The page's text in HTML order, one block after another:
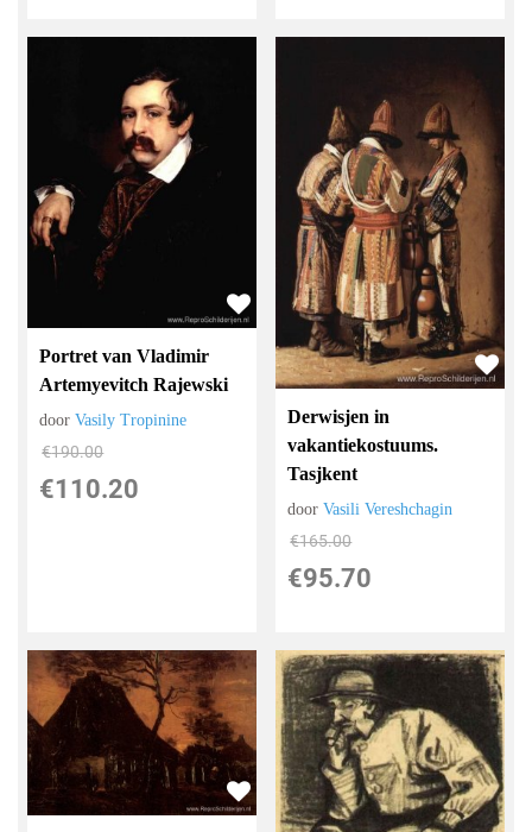
Portret van Vladimir
Artemyevitch Rajewski
doorVasily Tropinine
€190.00
€110.20
Derwisjen in
vakantiekostuums.
Tasjkent
doorVasili Vereshchagin
€165.00
€95.70